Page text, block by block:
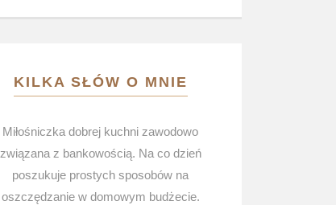
KILKA SŁÓW O MNIE
Miłośniczka dobrej kuchni zawodowo
związana z bankowością. Na co dzień
poszukuje prostych sposobów na
oszczędzanie w domowym budżecie.